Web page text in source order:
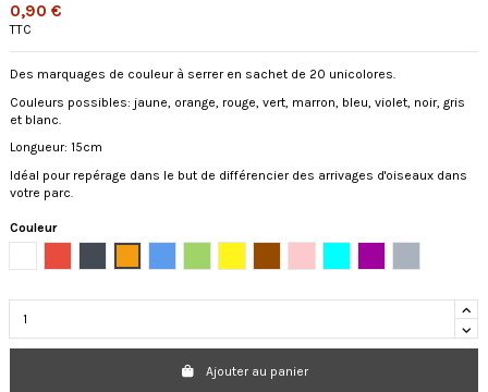
0,90 €
TTC
Des marquages de couleur à serrer en sachet de 20 unicolores.
Couleurs possibles: jaune, orange, rouge, vert, marron, bleu, violet, noir, gris
et blanc.
Longueur: 15cm
Idéal pour repérage dans le but de différencier des arrivages d'oiseaux dans
votre parc.
Couleur
Ajouter au panier